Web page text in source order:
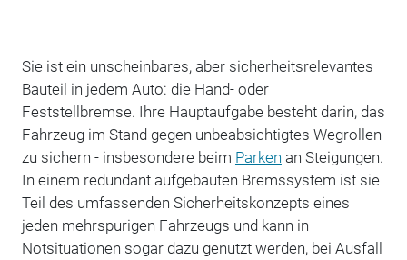
Sie ist ein unscheinbares, aber sicherheitsrelevantes
Bauteil in jedem Auto: die Hand- oder
Feststellbremse. Ihre Hauptaufgabe besteht darin, das
Fahrzeug im Stand gegen unbeabsichtigtes Wegrollen
zu sichern - insbesondere beim Parken an Steigungen.
In einem redundant aufgebauten Bremssystem ist sie
Teil des umfassenden Sicherheitskonzepts eines
jeden mehrspurigen Fahrzeugs und kann in
Notsituationen sogar dazu genutzt werden, bei Ausfall